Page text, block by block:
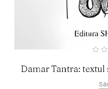
Damar Tantra:
privire